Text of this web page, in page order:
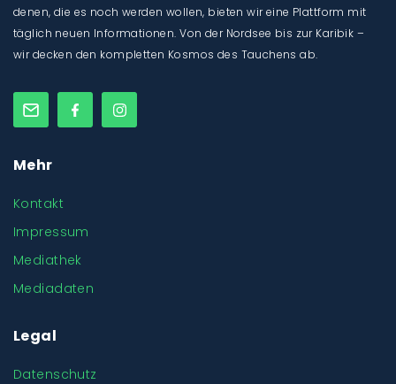
denen, die es noch werden wollen, bieten wir eine Plattform mit
täglich neuen Informationen. Von der Nordsee bis zur Karibik –
wir decken den kompletten Kosmos des Tauchens ab.
Mehr
Kontakt
Impressum
Mediathek
Mediadaten
Legal
Datenschutz